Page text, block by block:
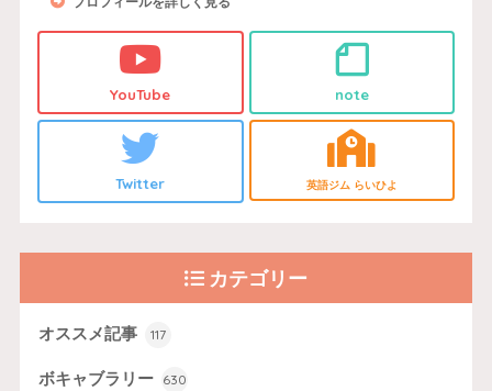
YouTube note
Twitter 英語ジム らいひよ
カテゴリー
オススメ記事 117
ボキャブラリー 630